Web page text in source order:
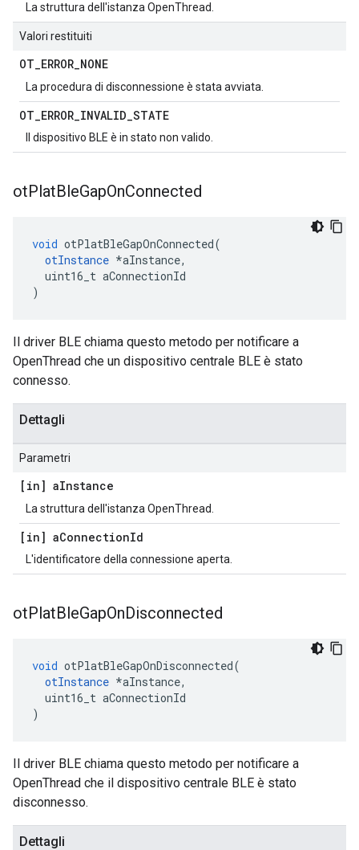
La struttura dell'istanza OpenThread.
Valori restituiti
OT_ERROR_NONE
La procedura di disconnessione è stata avviata.
OT_ERROR_INVALID_STATE
Il dispositivo BLE è in stato non valido.
otPlatBleGapOnConnected
void otPlatBleGapOnConnected(
otInstance *aInstance,
uint16_t aConnectionId
)
Il driver BLE chiama questo metodo per notificare a
OpenThread che un dispositivo centrale BLE è stato
connesso.
Dettagli
Parametri
[in] aInstance
La struttura dell'istanza OpenThread.
[in] aConnectionId
L'identificatore della connessione aperta.
otPlatBleGapOnDisconnected
void otPlatBleGapOnDisconnected(
otInstance *aInstance,
uint16_t aConnectionId
)
Il driver BLE chiama questo metodo per notificare a
OpenThread che il dispositivo centrale BLE è stato
disconnesso.
Dettagli